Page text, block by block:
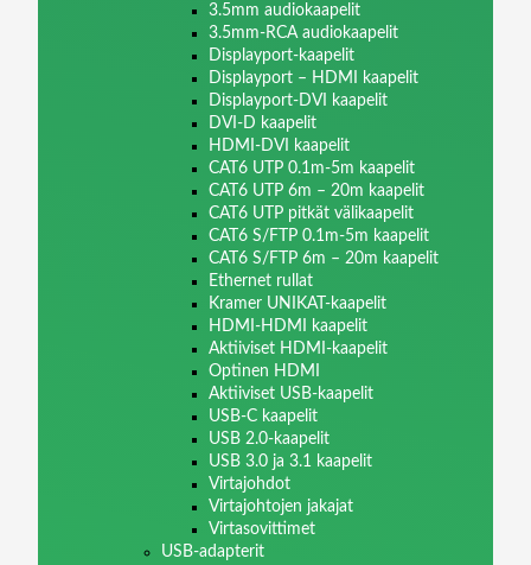
3.5mm audiokaapelit
3.5mm-RCA audiokaapelit
Displayport-kaapelit
Displayport – HDMI kaapelit
Displayport-DVI kaapelit
DVI-D kaapelit
HDMI-DVI kaapelit
CAT6 UTP 0.1m-5m kaapelit
CAT6 UTP 6m – 20m kaapelit
CAT6 UTP pitkät välikaapelit
CAT6 S/FTP 0.1m-5m kaapelit
CAT6 S/FTP 6m – 20m kaapelit
Ethernet rullat
Kramer UNIKAT-kaapelit
HDMI-HDMI kaapelit
Aktiiviset HDMI-kaapelit
Optinen HDMI
Aktiiviset USB-kaapelit
USB-C kaapelit
USB 2.0-kaapelit
USB 3.0 ja 3.1 kaapelit
Virtajohdot
Virtajohtojen jakajat
Virtasovittimet
USB-adapterit